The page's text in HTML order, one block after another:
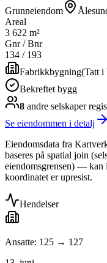
Grunneiendom
Areal
3 622 m²
Gnr / Bnr
134 / 193
Fabrikkbygning(Tatt i
Bekreftet bygg
8 andre selskaper
Se eiendommen i detalj
Eiendomsdata fra
baseres på spatial join
eiendomsgrensen) — kan
koordinatet er upresist.
Hendelser
Ansatte: 125 → 127